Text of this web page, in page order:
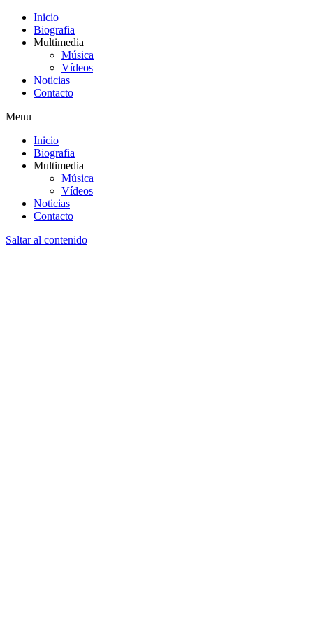
Inicio
Biografia
Multimedia
Música
Vídeos
Noticias
Contacto
Menu
Inicio
Biografia
Multimedia
Música
Vídeos
Noticias
Contacto
Saltar al contenido